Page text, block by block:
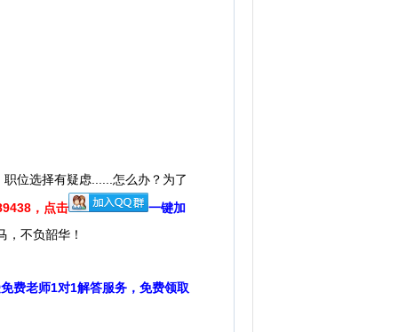
位选择有疑虑......怎么办？为了
，点击
一键加
不负韶华！
费老师1对1解答服务，免费领取